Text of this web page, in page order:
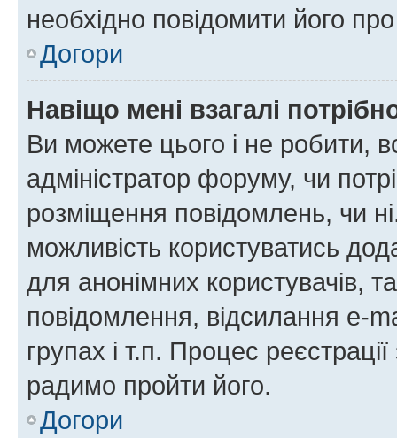
необхідно повідомити його
Догори
Навіщо мені взагалі
Ви можете цього і не робити,
адміністратор форуму, чи
розміщення повідомлень, чи
можливість користуватись
для анонімних користувачів,
повідомлення, відсилання e-
групах і т.п. Процес
радимо пройти його.
Догори